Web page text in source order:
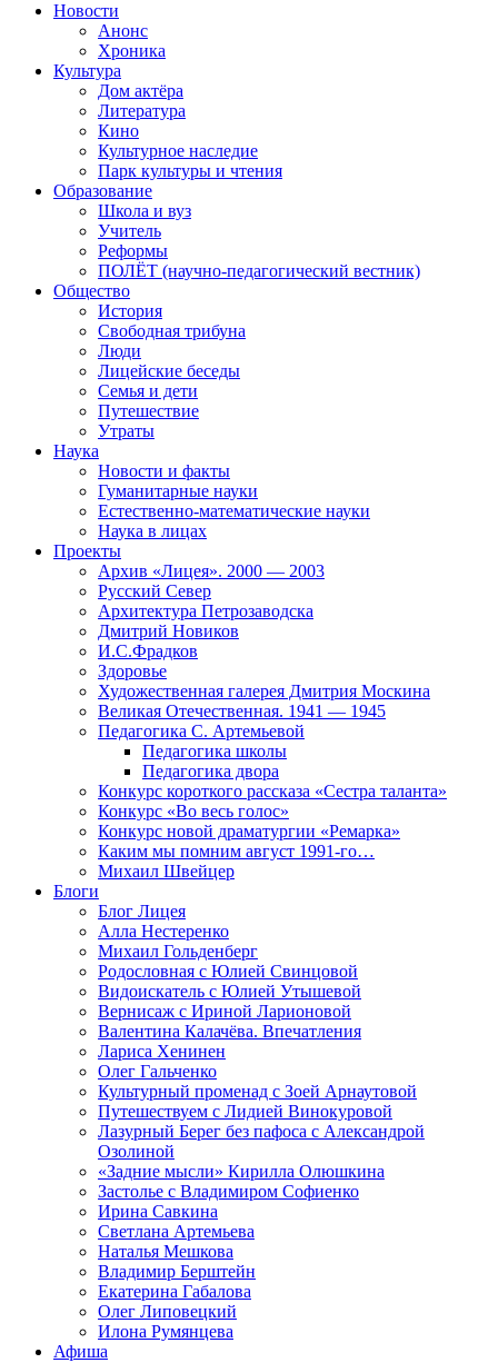
Новости
Анонс
Хроника
Культура
Дом актёра
Литература
Кино
Культурное наследие
Парк культуры и чтения
Образование
Школа и вуз
Учитель
Реформы
ПОЛЁТ (научно-педагогический вестник)
Общество
История
Свободная трибуна
Люди
Лицейские беседы
Семья и дети
Путешествие
Утраты
Наука
Новости и факты
Гуманитарные науки
Естественно-математические науки
Наука в лицах
Проекты
Архив «Лицея». 2000 — 2003
Русский Север
Архитектура Петрозаводска
Дмитрий Новиков
И.С.Фрадков
Здоровье
Художественная галерея Дмитрия Москина
Великая Отечественная. 1941 — 1945
Педагогика С. Артемьевой
Педагогика школы
Педагогика двора
Конкурс короткого рассказа «Сестра таланта»
Конкурс «Во весь голос»
Конкурс новой драматургии «Ремарка»
Каким мы помним август 1991-го…
Михаил Швейцер
Блоги
Блог Лицея
Алла Нестеренко
Михаил Гольденберг
Родословная с Юлией Свинцовой
Видоискатель с Юлией Утышевой
Вернисаж с Ириной Ларионовой
Валентина Калачёва. Впечатления
Лариса Хенинен
Олег Гальченко
Культурный променад с Зоей Арнаутовой
Путешествуем с Лидией Винокуровой
Лазурный Берег без пафоса с Александрой
Озолиной
«Задние мысли» Кирилла Олюшкина
Застолье с Владимиром Софиенко
Ирина Савкина
Светлана Артемьева
Наталья Мешкова
Владимир Берштейн
Екатерина Габалова
Олег Липовецкий
Илона Румянцева
Афиша